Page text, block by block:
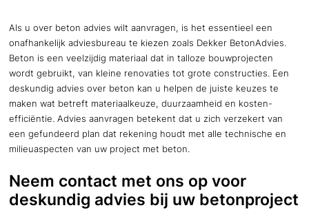
Als u over beton advies wilt aanvragen, is het essentieel een
onafhankelijk adviesbureau te kiezen zoals Dekker BetonAdvies.
Beton is een veelzijdig materiaal dat in talloze bouwprojecten
wordt gebruikt, van kleine renovaties tot grote constructies. Een
deskundig advies over beton kan u helpen de juiste keuzes te
maken wat betreft materiaalkeuze, duurzaamheid en kosten-
efficiëntie. Advies aanvragen betekent dat u zich verzekert van
een gefundeerd plan dat rekening houdt met alle technische en
milieuaspecten van uw project met beton.
Neem contact met ons op voor
deskundig advies bij uw betonproject